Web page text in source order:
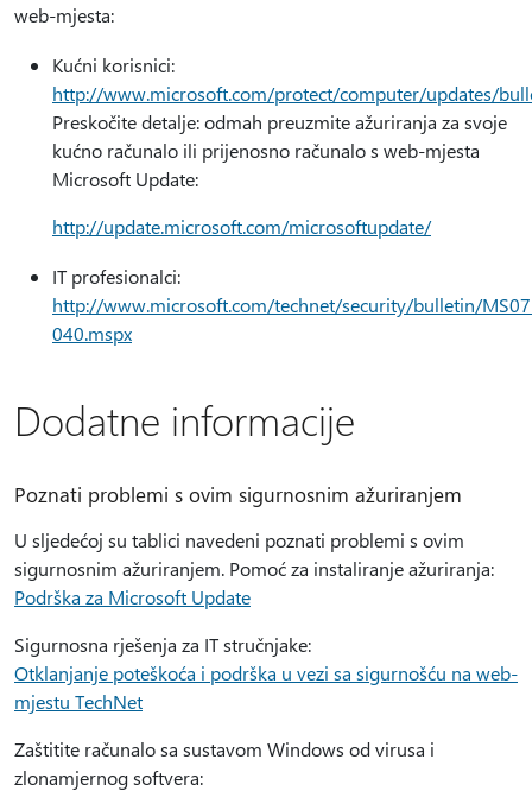
web-mjesta:
Kućni korisnici:
http://www.microsoft.com/protect/computer/updates/
Preskočite detalje: odmah preuzmite ažuriranja za svoje
kućno računalo ili prijenosno računalo s web-mjesta
Microsoft Update:
http://update.microsoft.com/microsoftupdate/
IT profesionalci:
http://www.microsoft.com/technet/security/bulletin/
040.mspx
Dodatne informacije
Poznati problemi s ovim sigurnosnim ažuriranjem
U sljedećoj su tablici navedeni poznati problemi s ovim
sigurnosnim ažuriranjem. Pomoć za instaliranje ažuriranja:
Podrška za Microsoft Update
Sigurnosna rješenja za IT stručnjake:
Otklanjanje poteškoća i podrška u vezi sa sigurnošću na web-
mjestu TechNet
Zaštitite računalo sa sustavom Windows od virusa i
zlonamjernog softvera: